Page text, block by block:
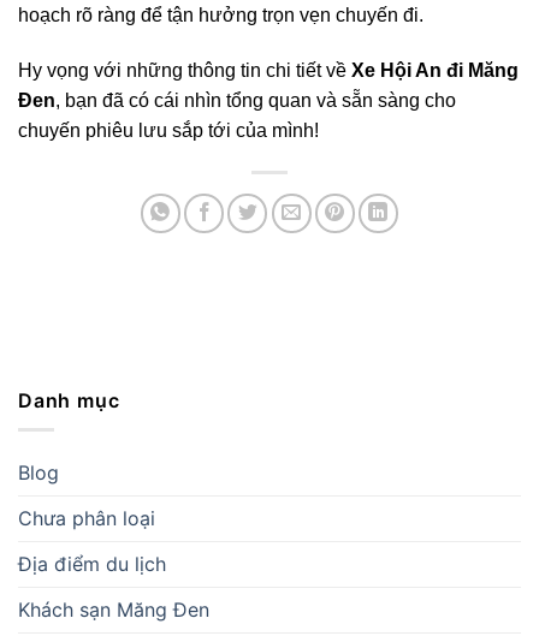
hoạch rõ ràng để tận hưởng trọn vẹn chuyến đi.
Hy vọng với những thông tin chi tiết về Xe Hội An đi Măng
Đen, bạn đã có cái nhìn tổng quan và sẵn sàng cho
chuyến phiêu lưu sắp tới của mình!
Danh mục
Blog
Chưa phân loại
Địa điểm du lịch
Khách sạn Măng Đen